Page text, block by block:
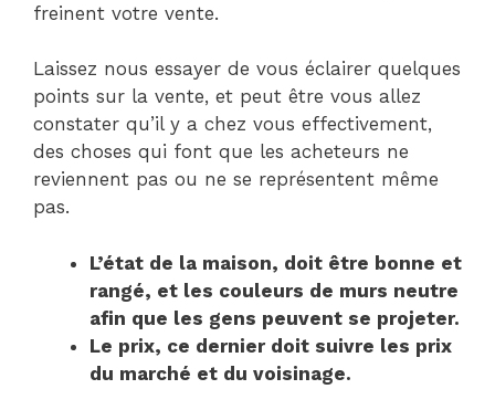
freinent votre vente.
Laissez nous essayer de vous éclairer quelques
points sur la vente, et peut être vous allez
constater qu’il y a chez vous effectivement,
des choses qui font que les acheteurs ne
reviennent pas ou ne se représentent même
pas.
L’état de la maison, doit être bonne et
rangé, et les couleurs de murs neutre
afin que les gens peuvent se projeter.
Le prix, ce dernier doit suivre les prix
du marché et du voisinage.